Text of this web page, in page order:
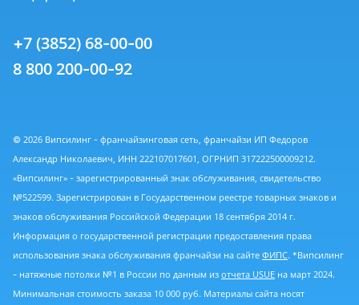
+7 (3852) 68-00-00
8 800 200-00-92
© 2026 Випсилинг - франчайзинговая сеть, франчайзи ИП Федоров
Александр Николаевич, ИНН 222107017601, ОГРНИП 317222500009212.
«Випсилинг» - зарегистрированный знак обслуживания, свидетельство
№522599. Зарегистрирован в Государственном реестре товарных знаков и
знаков обслуживания Российской Федерации 18 сентября 2014 г.
Информация о государственной регистрации предоставления права
использования знака обслуживания франчайзи на сайте ФИПС. *Випсилинг
- натяжные потолки №1 в России по данным из отчета USUE на март 2024.
Минимальная стоимость заказа 10 000 руб. Материалы сайта носят